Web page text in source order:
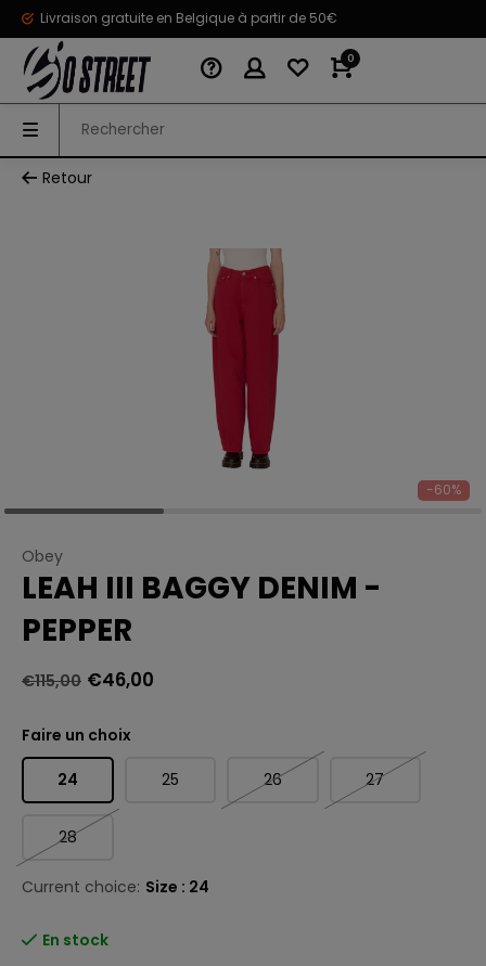
Livraison gratuite en Belgique à partir de 50€
0
Retour
-60%
Obey
LEAH III BAGGY DENIM -
PEPPER
€115,00 €46,00
Faire un choix
24 25 26 27
28
Current choice: Size : 24
En stock